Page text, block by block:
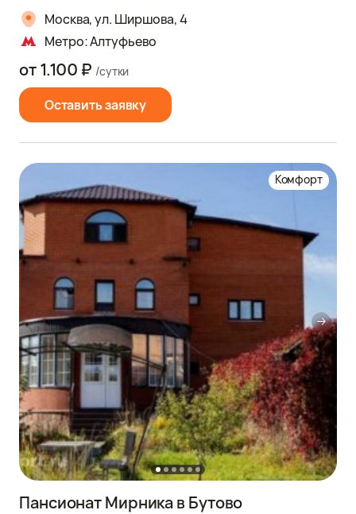
Москва, ул. Ширшова, 4
Метро: Алтуфьево
Оставить заявку
от 1.100 ₽ /сутки
Комфорт
Пансионат Мирника в Бутово